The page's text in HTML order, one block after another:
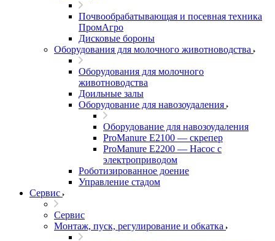
Почвообрабатывающая и посевная техника
ПромАгро
Дисковые бороны
Оборудования для молочного животноводства
Оборудования для молочного
животноводства
Доильные залы
Оборудование для навозоудаления
Оборудование для навозоудаления
ProManure E2100 — скрепер
ProManure E2200 — Насос с
электроприводом
Роботизированное доение
Управление стадом
Сервис
Сервис
Монтаж, пуск, регулирование и обкатка